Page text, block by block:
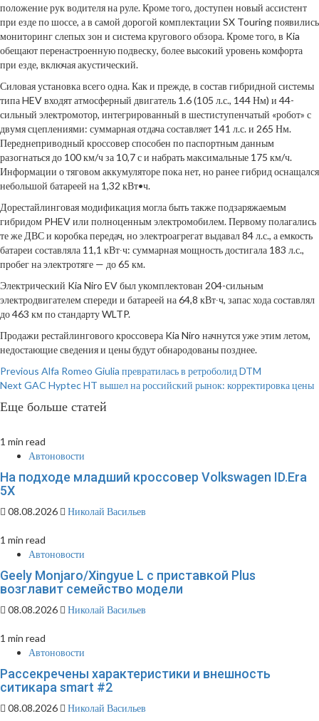
положение рук водителя на руле. Кроме того, доступен новый ассистент
при езде по шоссе, а в самой дорогой комплектации SX Touring появились
мониторинг слепых зон и система кругового обзора. Кроме того, в Kia
обещают перенастроенную подвеску, более высокий уровень комфорта
при езде, включая акустический.
Силовая установка всего одна. Как и прежде, в состав гибридной системы
типа HEV входят атмосферный двигатель 1.6 (105 л.с., 144 Нм) и 44-
сильный электромотор, интегрированный в шестиступенчатый «робот» с
двумя сцеплениями: суммарная отдача составляет 141 л.с. и 265 Нм.
Переднеприводный кроссовер способен по паспортным данным
разогнаться до 100 км/ч за 10,7 с и набрать максимальные 175 км/ч.
Информации о тяговом аккумуляторе пока нет, но ранее гибрид оснащался
небольшой батареей на 1,32 кВт•ч.
Дорестайлинговая модификация могла быть также подзаряжаемым
гибридом PHEV или полноценным электромобилем. Первому полагались
те же ДВС и коробка передач, но электроагрегат выдавал 84 л.с., а емкость
батареи составляла 11,1 кВт∙ч: суммарная мощность достигала 183 л.с.,
пробег на электротяге — до 65 км.
Электрический Kia Niro EV был укомплектован 204-сильным
электродвигателем спереди и батареей на 64,8 кВт∙ч, запас хода составлял
до 463 км по стандарту WLTP.
Продажи рестайлингового кроссовера Kia Niro начнутся уже этим летом,
недостающие сведения и цены будут обнародованы позднее.
Continue
Reading
Previous Alfa Romeo Giulia превратилась в ретроболид DTM
Next GAC Hyptec HT вышел на российский рынок: корректировка цены
Еще больше статей
1 min read
Автоновости
На подходе младший кроссовер Volkswagen ID.Era
5X
08.08.2026 Николай Васильев
1 min read
Автоновости
Geely Monjaro/Xingyue L с приставкой Plus
возглавит семейство модели
08.08.2026 Николай Васильев
1 min read
Автоновости
Рассекречены характеристики и внешность
ситикара smart #2
08.08.2026 Николай Васильев